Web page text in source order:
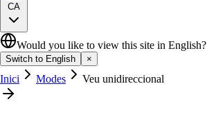
CA
Would you like to view this site in English?
Switch to English ×
Inici Modes Veu unidireccional